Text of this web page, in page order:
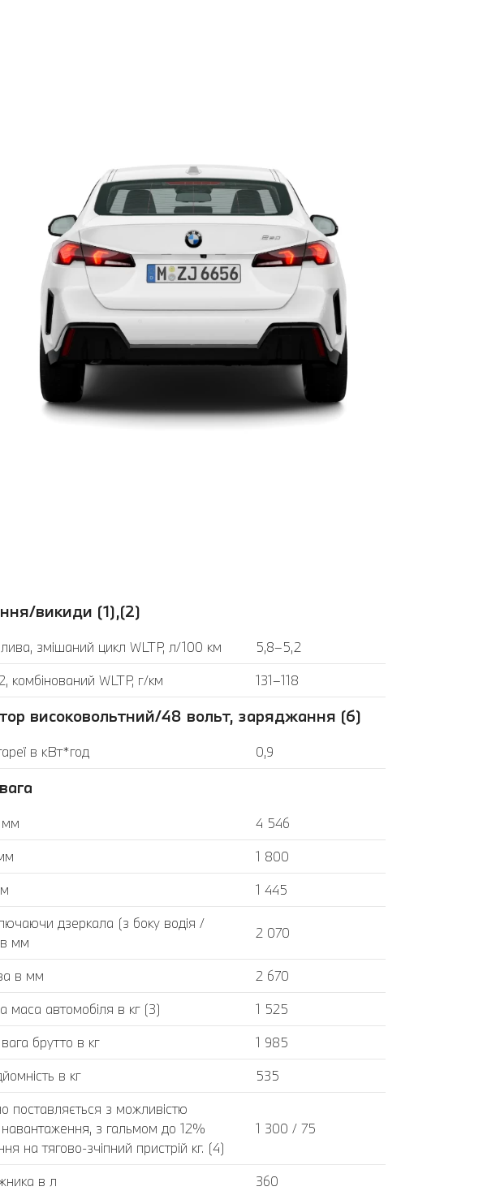
викиди (1),(2)
змішаний цикл WLTP, л/100 км
5,8–5,2
комбінований WLTP, г/км
131–118
високовольтний/48 вольт, заряджання (6)
в кВт*год 0,9
мм
4 546
1 800
1 445
дзеркала (з боку водія /
мм
2 070
в мм
2 670
маса автомобіля в кг (3)
1 525
брутто в кг
1 985
в кг
535
поставляється з можливістю
навантаження, з гальмом до 12%
на тягово-зчіпний пристрій кг. (4)
1 300 / 75
в л
360